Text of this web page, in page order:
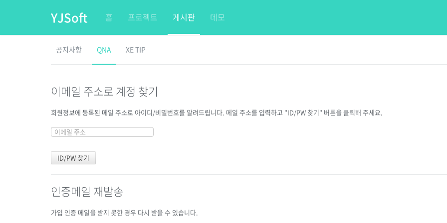
YJSoft 홈 프로젝트 게시판 데모
공지사항 QNA XE TIP
이메일 주소로 계정 찾기
회원정보에 등록된 메일 주소로 아이디/비밀번호를 알려드립니다. 메일 주소를 입력하고 "ID/PW 찾기" 버튼을 클릭해 주세요.
인증메일 재발송
가입 인증 메일을 받지 못한 경우 다시 받을 수 있습니다.